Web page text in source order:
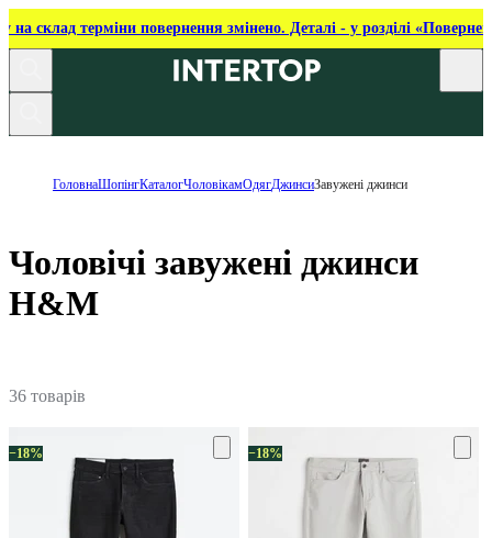
на склад терміни повернення змінено. Деталі - у розділі
ГоловнаШопінгКаталогЧоловікамОдягДжинсиЗавужені джинси
Чоловічі завужені джинси
H&M
36 товарів
−18% −18%